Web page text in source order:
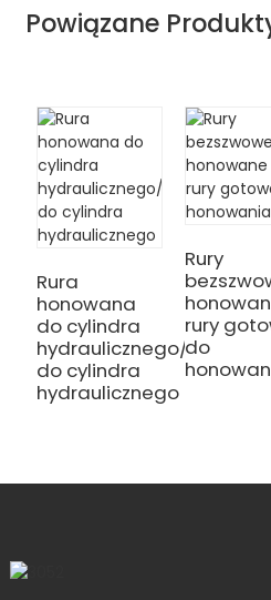
Powiązane
Rura
honowana
do cylindra
hydraulicznego/Rura
do cylindra
hydraulicznego
Rury
rury
do